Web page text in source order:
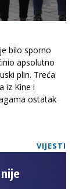
bilo sporno
apsolutno
plin. Treća
iz Kine i
ostatak
VIJESTI